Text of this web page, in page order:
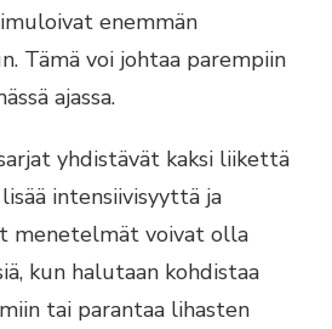
enemmän
Tämä voi johtaa parempiin
ajassa.
yhdistävät kaksi liikettä
intensiivisyyttä ja
menetelmät voivat olla
kun halutaan kohdistaa
tai parantaa lihasten